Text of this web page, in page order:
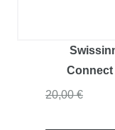
Connect
20,00 €